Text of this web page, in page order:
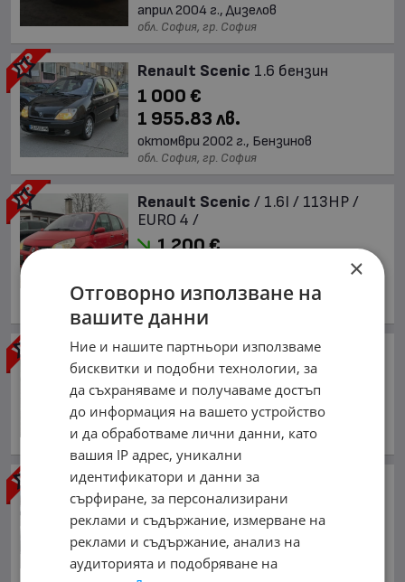
април 2004 г., Дизелов
обл. София, гр. София
Renault Scenic 1.6 бензин
1 000 €
1 955.83 лв.
октомври 2002 г., Бензинов
обл. София, гр. София
Renault Scenic / 1.6I / 113HP /
EURO 4 /
1 200 €
юли 2003 г., Бензинов
обл. София, с. Долни Богров
Renault Scenic
1 500 €
2 933.75 лв.
май 2007 г., Дизелов
обл. Кюстендил, гр. Кюстендил
Renault ScenicFACE 1.4I 98кс
EURO 4 КЛИМАТРОНИК
1 600 €
3 129.33 лв.
декември 2007 г., Бензинов
×
Отговорно използване на
вашите данни
Ние и нашите партньори използваме
бисквитки и подобни технологии, за
да съхраняваме и получаваме достъп
до информация на вашето устройство
и да обработваме лични данни, като
вашия IP адрес, уникални
идентификатори и данни за
сърфиране, за персонализирани
реклами и съдържание, измерване на
реклами и съдържание, анализ на
аудиторията и подобряване на